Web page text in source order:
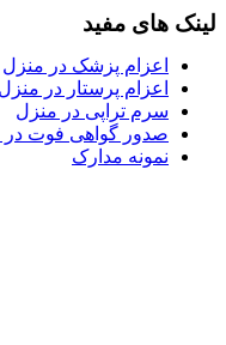
لینک های مفید
اعزام پزشک در منزل
اعزام پرستار در منزل
سرم تراپی در منزل
صدور گواهی فوت در
نمونه مدارک